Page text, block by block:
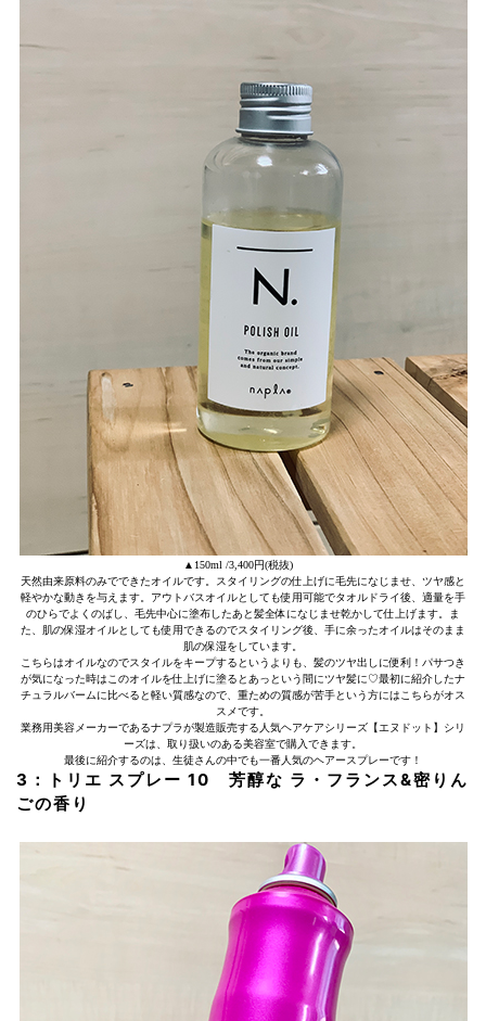
▲150ml /3,400円(税抜)
天然由来原料のみでできたオイルです。スタイリングの仕上げに毛先になじませ、ツヤ感と
軽やかな動きを与えます。アウトバスオイルとしても使用可能でタオルドライ後、適量を手
のひらでよくのばし、毛先中心に塗布したあと髪全体になじませ乾かして仕上げます。ま
た、肌の保湿オイルとしても使用できるのでスタイリング後、手に余ったオイルはそのまま
肌の保湿をしています。
こちらはオイルなのでスタイルをキープするというよりも、髪のツヤ出しに便利！パサつき
が気になった時はこのオイルを仕上げに塗るとあっという間にツヤ髪に♡最初に紹介したナ
チュラルバームに比べると軽い質感なので、重ための質感が苦手という方にはこちらがオス
スメです。
業務用美容メーカーであるナプラが製造販売する人気ヘアケアシリーズ【エヌドット】シリ
ーズは、取り扱いのある美容室で購入できます。
最後に紹介するのは、生徒さんの中でも一番人気のヘアースプレーです！
3：トリエ スプレー 10 芳醇な ラ・フランス&密りん
ごの香り